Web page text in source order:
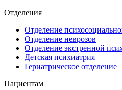
Отделения
Отделение
Отделение неврозов
Отделение экстренной
Детская психиатрия
Гериатрическое отделение
Пациентам